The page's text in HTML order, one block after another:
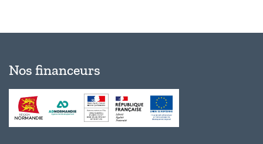
Nos financeurs